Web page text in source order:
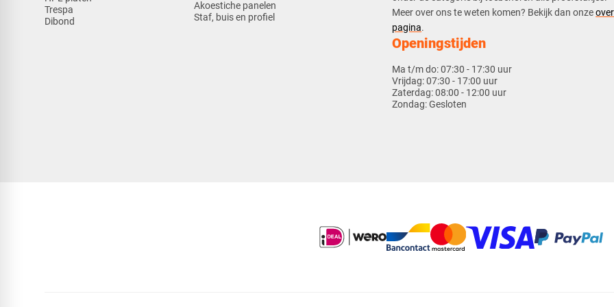
Trespa
Dibond
Akoestiche panelen
Staf, buis en profiel
​​Meer over ons te weten komen? Bekijk dan onze
pagina.
Openingstijden
Ma t/m do:07:30 - 17:30 uur
Vrijdag:07:30 - 17:00 uur
Zaterdag:08:00 - 12:00 uur
Zondag:Gesloten